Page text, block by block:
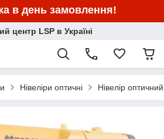
в день замовлення!
центр LSP в Україні
Нівеліри оптичні Нівелір